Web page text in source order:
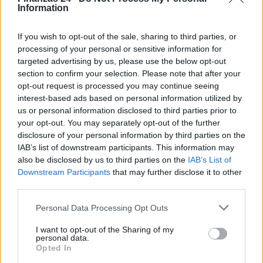
Information
If you wish to opt-out of the sale, sharing to third parties, or
processing of your personal or sensitive information for
targeted advertising by us, please use the below opt-out
section to confirm your selection. Please note that after your
opt-out request is processed you may continue seeing
interest-based ads based on personal information utilized by
us or personal information disclosed to third parties prior to
your opt-out. You may separately opt-out of the further
disclosure of your personal information by third parties on the
IAB’s list of downstream participants. This information may
also be disclosed by us to third parties on the IAB’s List of
Downstream Participants that may further disclose it to other
Please note that this website/app uses one or more Google
not limited to your visit or usage behaviour. You may click to
grant or deny consent to Google and its third-party tags to
use your data for below specified purposes in below Google
Personal Data Processing Opt Outs
I want to opt-out of the Sharing of my
personal data.
Opted In
residencia para obtener más información y solicitar el
paquete de alimentos a través de los canales indicados
AUTOR
Consejo editorial